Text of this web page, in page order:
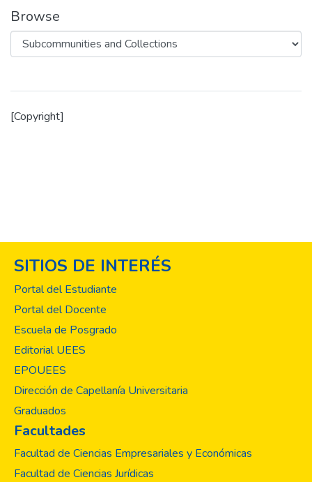
Browse
[Copyright]
SITIOS DE INTERÉS
Portal del Estudiante
Portal del Docente
Escuela de Posgrado
Editorial UEES
EPOUEES
Dirección de Capellanía Universitaria
Graduados
Facultades
Facultad de Ciencias Empresariales y Económicas
Facultad de Ciencias Jurídicas